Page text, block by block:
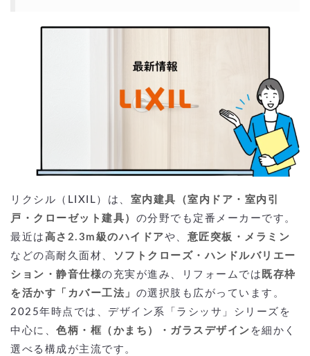
特注（オーダー）は高い？（オーダー寸法・特注色・親子や両開き、ス
交換を頼むならどこ？（リフォーム・建具業者・LIXIL提携／口コミの
「室内ドアの厚み・高さ調整」「アルミ枠やアクリル扉」は選べます
「室内ドアの色は白や緑・グリーン、パレット色」なども対応？
リクシルの室内ドアの交換の口コミと人気ランキング
リクシルの室内ドアの交換はどこに頼むべきか？
建具業者・サッシ業者・リフォーム会社に依頼する場合
補助金や助成制度を活用するとお得に
補助金を活用した場合の費用シミュレーション
補助金を活用する場合のポイント：一括見積もりサイトの活用
リクシルの室内ドアの交換より安価で依頼するには？
リクシル（LIXIL）は、 室内建具（室内ドア・室内引
戸・クローゼット建具） の分野でも定番メーカーです。
最近は 高さ2.3m級のハイドアや、 意匠突板・メラミン
などの高耐久面材、
ソフトクローズ・ハンドルバリエー
ション・静音仕様の充実が進み、リフォームでは 既存枠
を活かす「カバー工法」 の選択肢も広がっています。
2025年時点では、デザイン系「ラシッサ」シリーズを
中心に、 色柄・框（かまち）・ガラスデザイン を細かく
選べる構成が主流です。